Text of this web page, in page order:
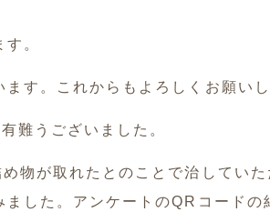
。
す。これからもよろしくお願いし
難うございました。
物が取れたとのことで治していた
した。アンケートのQRコードの